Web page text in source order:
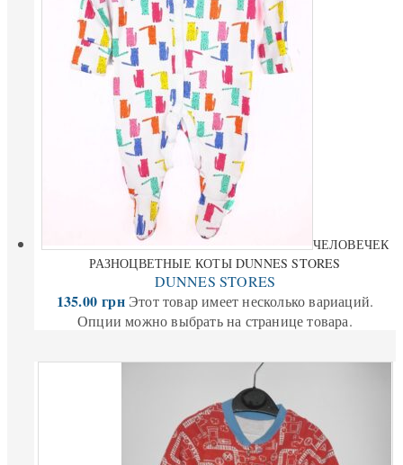
ЧЕЛОВЕЧЕК
РАЗНОЦВЕТНЫЕ КОТЫ DUNNES STORES
DUNNES STORES
135.00грн Этот товар имеет несколько вариаций.
Опции можно выбрать на странице товара.